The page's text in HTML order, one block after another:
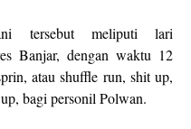
tersebut meliputi lari
Banjar, dengan waktu 12
atau shuffle run, shit up,
bagi personil Polwan.